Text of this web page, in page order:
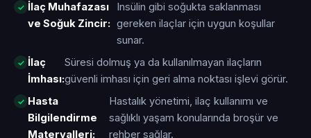
İlaç Muhafazası
ve Soğuk Zincir:
Insülin gibi soğukta saklanması
gereken ilaçlar için uygun koşullar
sunar.
İlaç
İmhası:
Süresi dolmuş ya da kullanılmayan ilaçların
güvenli imhası için geri alma noktası işlevi görür.
Hasta
Bilgilendirme
Materyalleri:
Hastalık yönetimi, ilaç kullanımı ve
sağlıklı yaşam konularında broşür ve
rehber sağlar.